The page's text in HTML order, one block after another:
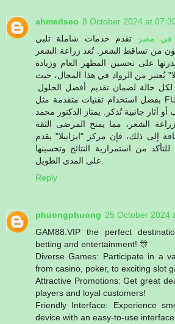
ahmedseo 8 October 2024 at
في مصر
تقدم خدمات شاملة تلبي
من تساقط الشعر. تُعد زراعة الشعر
على تحسين المظهر العام وزيادة
يُعتبر من الرواد في هذا المجال، حيث
حالة لضمان تقديم أفضل الحلول.
بفضل استخدام تقنيات متقدمة مثل FUE وFUT، يحصل المرضى
آثار جانبية تُذكر. يمتاز الدكتور محمد
الشعر، مما يمنح المرضى الثقة
إلى ذلك، فإن مركز "ايزابيلا" يقدم
من استمرارية النتائج وتحسينها
Reply
phuongphuong 25 October 2024
GAM88.VIP the perfect
betting and entertainment! 🎊
Diverse Games: Participate in a
from casino, poker, to exciting slot
Attractive Promotions: Get great
players and loyal customers!
Friendly Interface: Experience
device with an easy-to-use